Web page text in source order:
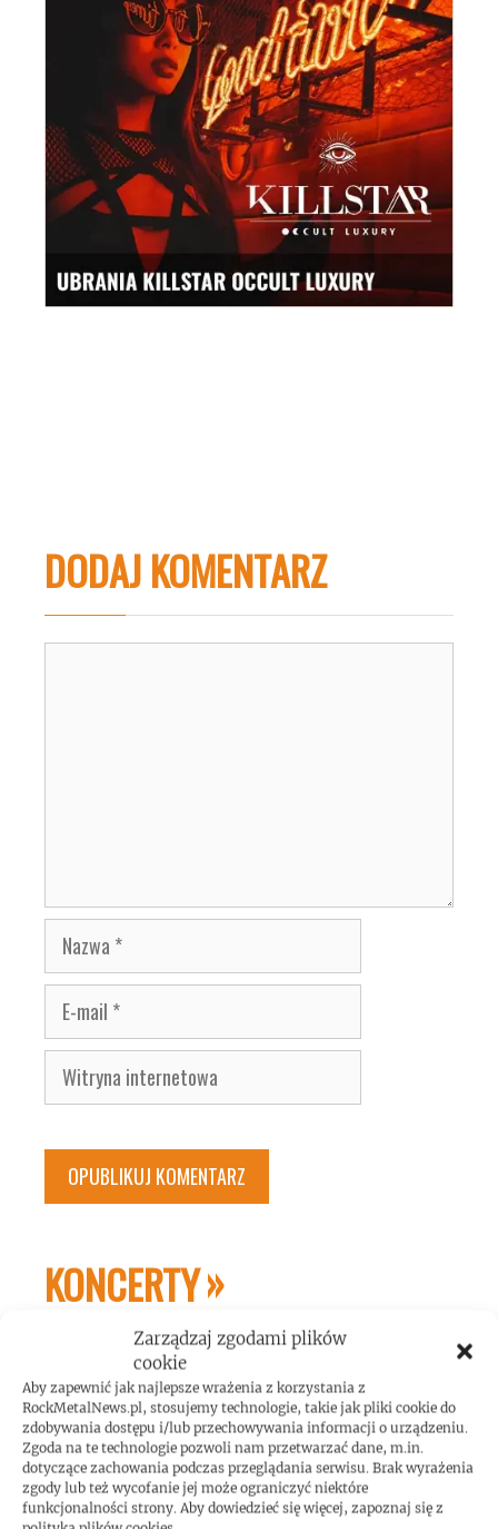
Zarządzaj zgodami plików
cookie
Aby zapewnić jak najlepsze wrażenia z korzystania z
RockMetalNews.pl, stosujemy technologie, takie jak pliki cookie do
zdobywania dostępu i/lub przechowywania informacji o urządzeniu.
Zgoda na te technologie pozwoli nam przetwarzać dane, m.in.
dotyczące zachowania podczas przeglądania serwisu. Brak wyrażenia
zgody lub też wycofanie jej może ograniczyć niektóre
funkcjonalności strony. Aby dowiedzieć się więcej, zapoznaj się z
DODAJ KOMENTARZ
Nazwa
E-
mail
Witryna
internetowa
KONCERTY